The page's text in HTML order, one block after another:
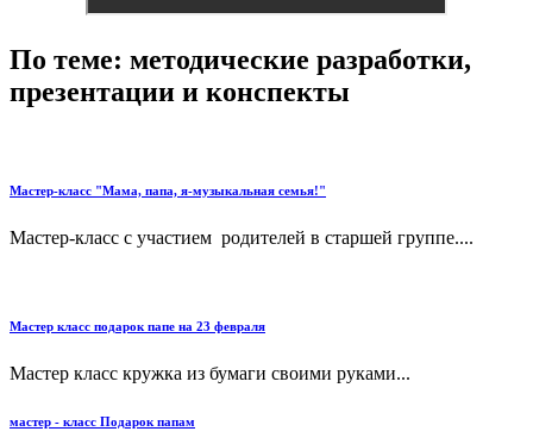
По теме: методические разработки,
презентации и конспекты
Мастер-класс "Мама, папа, я-музыкальная семья!"
Мастер-класс с участием родителей в старшей группе....
Мастер класс подарок папе на 23 февраля
Мастер класс кружка из бумаги своими руками...
мастер - класс Подарок папам